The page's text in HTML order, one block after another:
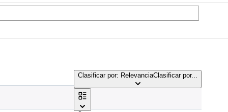
Clasificar por: RelevanciaClasificar por...